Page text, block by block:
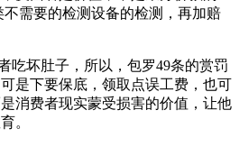
需要的检测设备的检测，再加赔
坏肚子，所以，包罗49条的赏罚
是下要保底，领取点误工费，也可
消费者现实蒙受损害的价值，让他
。